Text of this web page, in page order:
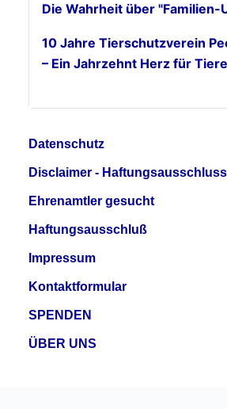
Die Wahrheit über
10 Jahre Tierschutzverein
– Ein Jahrzehnt Herz für
Datenschutz
Disclaimer - Haftungsausschluss
Ehrenamtler gesucht
Haftungsausschluß
Impressum
Kontaktformular
SPENDEN
ÜBER UNS